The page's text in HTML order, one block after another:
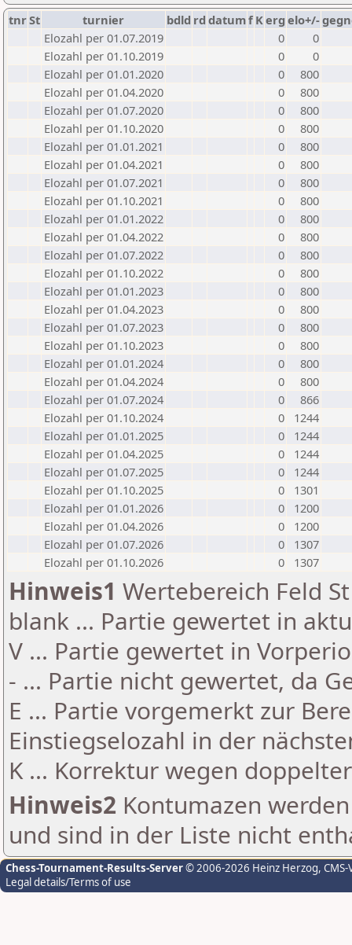
tnrSt turnier bdld rd datumf Kerg elo+/-
Elozahl per 01.07.2019
0
0
Elozahl per 01.10.2019
0
0
Elozahl per 01.01.2020
0
800
Elozahl per 01.04.2020
0
800
Elozahl per 01.07.2020
0
800
Elozahl per 01.10.2020
0
800
Elozahl per 01.01.2021
0
800
Elozahl per 01.04.2021
0
800
Elozahl per 01.07.2021
0
800
Elozahl per 01.10.2021
0
800
Elozahl per 01.01.2022
0
800
Elozahl per 01.04.2022
0
800
Elozahl per 01.07.2022
0
800
Elozahl per 01.10.2022
0
800
Elozahl per 01.01.2023
0
800
Elozahl per 01.04.2023
0
800
Elozahl per 01.07.2023
0
800
Elozahl per 01.10.2023
0
800
Elozahl per 01.01.2024
0
800
Elozahl per 01.04.2024
0
800
Elozahl per 01.07.2024
0
866
Elozahl per 01.10.2024
0
1244
Elozahl per 01.01.2025
0
1244
Elozahl per 01.04.2025
0
1244
Elozahl per 01.07.2025
0
1244
Elozahl per 01.10.2025
0
1301
Elozahl per 01.01.2026
0
1200
Elozahl per 01.04.2026
0
1200
Elozahl per 01.07.2026
0
1307
Elozahl per 01.10.2026
0 1307
Hinweis1 Wertebereich Feld
blank ... Partie gewertet in
V ... Partie gewertet in
- ... Partie nicht gewertet, da
E ... Partie vorgemerkt zur
Einstiegselozahl in der
K ... Korrektur wegen
Hinweis2 Kontumazen
und sind in der Liste nicht
Chess-Tournament-Results-Server© 2006-2026 Heinz Herzog,
Legal details/Terms of use